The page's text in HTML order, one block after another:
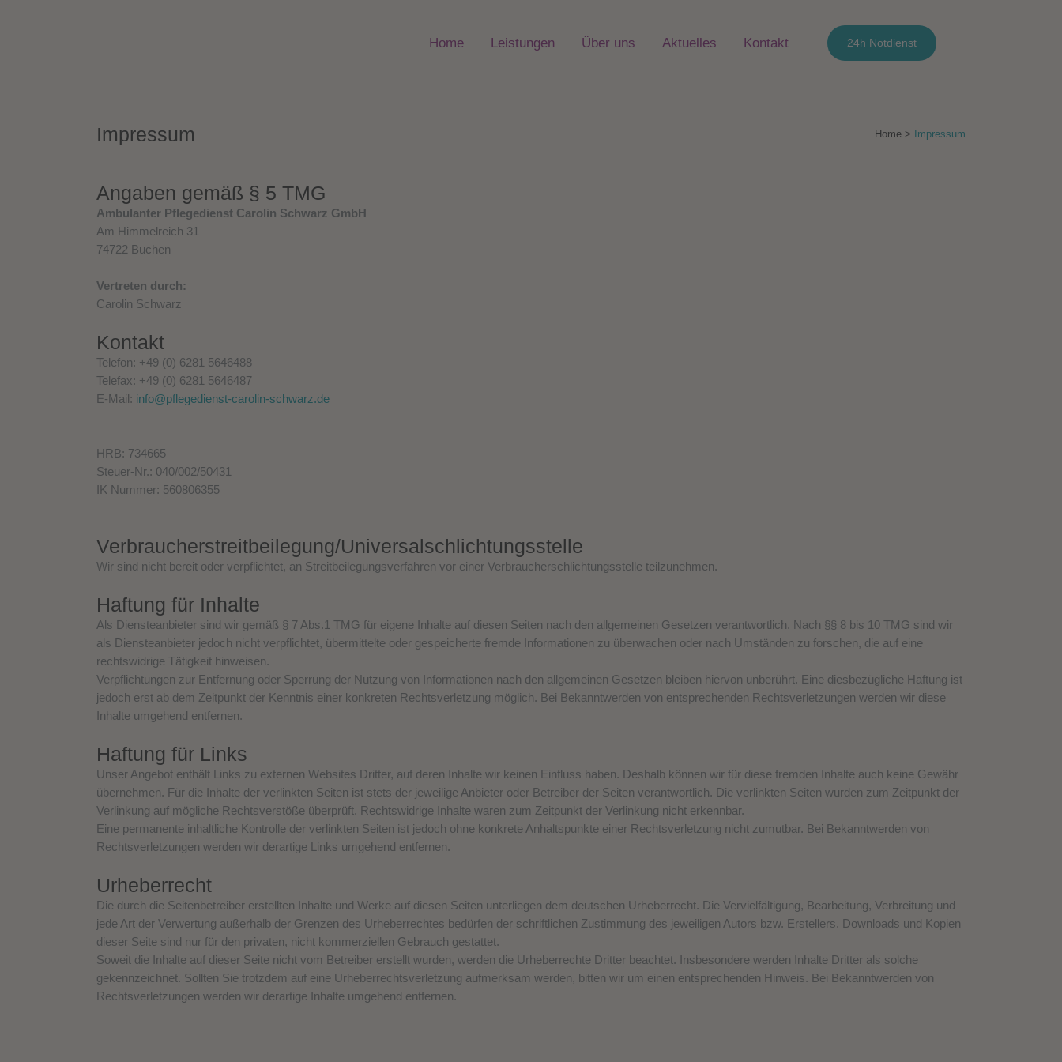
24h Notdienst
Home Leistungen Über uns Aktuelles Kontakt
Impressum Home > Impressum
Angaben gemäß § 5 TMG
Ambulanter Pflegedienst Carolin Schwarz GmbH
Am Himmelreich 31
74722 Buchen
Vertreten durch:
Carolin Schwarz
Kontakt
Telefon: +49 (0) 6281 5646488
Telefax: +49 (0) 6281 5646487
E-Mail: info@pflegedienst-carolin-schwarz.de
HRB: 734665
Steuer-Nr.: 040/002/50431
IK Nummer: 560806355
Verbraucher­streit­beilegung/Universal­schlichtungs­stelle
Wir sind nicht bereit oder verpflichtet, an Streitbeilegungsverfahren vor einer Verbraucherschlichtungsstelle teilzunehmen.
Haftung für Inhalte
Als Diensteanbieter sind wir gemäß § 7 Abs.1 TMG für eigene Inhalte auf diesen Seiten nach den allgemeinen Gesetzen verantwortlich. Nach §§ 8 bis 10 TMG sind wir
als Diensteanbieter jedoch nicht verpflichtet, übermittelte oder gespeicherte fremde Informationen zu überwachen oder nach Umständen zu forschen, die auf eine
rechtswidrige Tätigkeit hinweisen.
Verpflichtungen zur Entfernung oder Sperrung der Nutzung von Informationen nach den allgemeinen Gesetzen bleiben hiervon unberührt. Eine diesbezügliche Haftung ist
jedoch erst ab dem Zeitpunkt der Kenntnis einer konkreten Rechtsverletzung möglich. Bei Bekanntwerden von entsprechenden Rechtsverletzungen werden wir diese
Inhalte umgehend entfernen.
Haftung für Links
Unser Angebot enthält Links zu externen Websites Dritter, auf deren Inhalte wir keinen Einfluss haben. Deshalb können wir für diese fremden Inhalte auch keine Gewähr
übernehmen. Für die Inhalte der verlinkten Seiten ist stets der jeweilige Anbieter oder Betreiber der Seiten verantwortlich. Die verlinkten Seiten wurden zum Zeitpunkt der
Verlinkung auf mögliche Rechtsverstöße überprüft. Rechtswidrige Inhalte waren zum Zeitpunkt der Verlinkung nicht erkennbar.
Eine permanente inhaltliche Kontrolle der verlinkten Seiten ist jedoch ohne konkrete Anhaltspunkte einer Rechtsverletzung nicht zumutbar. Bei Bekanntwerden von
Rechtsverletzungen werden wir derartige Links umgehend entfernen.
Urheberrecht
Die durch die Seitenbetreiber erstellten Inhalte und Werke auf diesen Seiten unterliegen dem deutschen Urheberrecht. Die Vervielfältigung, Bearbeitung, Verbreitung und
jede Art der Verwertung außerhalb der Grenzen des Urheberrechtes bedürfen der schriftlichen Zustimmung des jeweiligen Autors bzw. Erstellers. Downloads und Kopien
dieser Seite sind nur für den privaten, nicht kommerziellen Gebrauch gestattet.
Soweit die Inhalte auf dieser Seite nicht vom Betreiber erstellt wurden, werden die Urheberrechte Dritter beachtet. Insbesondere werden Inhalte Dritter als solche
gekennzeichnet. Sollten Sie trotzdem auf eine Urheberrechtsverletzung aufmerksam werden, bitten wir um einen entsprechenden Hinweis. Bei Bekanntwerden von
Rechtsverletzungen werden wir derartige Inhalte umgehend entfernen.